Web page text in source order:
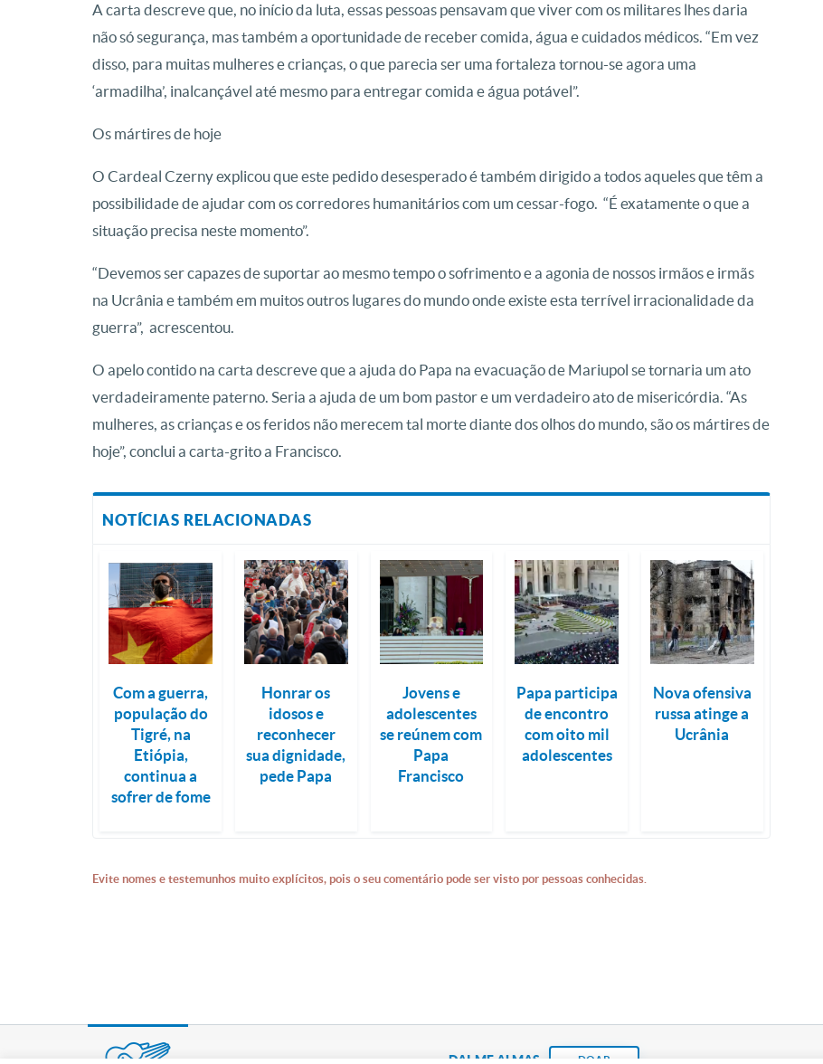
A carta descreve que, no início da luta, essas pessoas pensavam que viver com os militares lhes daria
não só segurança, mas também a oportunidade de receber comida, água e cuidados médicos. “Em vez
disso, para muitas mulheres e crianças, o que parecia ser uma fortaleza tornou-se agora uma
‘armadilha’, inalcançável até mesmo para entregar comida e água potável”.
Os mártires de hoje
O Cardeal Czerny explicou que este pedido desesperado é também dirigido a todos aqueles que têm a
possibilidade de ajudar com os corredores humanitários com um cessar-fogo. “É exatamente o que a
situação precisa neste momento”.
“Devemos ser capazes de suportar ao mesmo tempo o sofrimento e a agonia de nossos irmãos e irmãs
na Ucrânia e também em muitos outros lugares do mundo onde existe esta terrível irracionalidade da
guerra”, acrescentou.
O apelo contido na carta descreve que a ajuda do Papa na evacuação de Mariupol se tornaria um ato
verdadeiramente paterno. Seria a ajuda de um bom pastor e um verdadeiro ato de misericórdia. “As
mulheres, as crianças e os feridos não merecem tal morte diante dos olhos do mundo, são os mártires de
hoje”, conclui a carta-grito a Francisco.
NOTÍCIAS RELACIONADAS
Com a guerra,
população do
Tigré, na
Etiópia,
continua a
sofrer de fome
Honrar os
idosos e
reconhecer
sua dignidade,
pede Papa
Jovens e
adolescentes
se reúnem com
Papa
Francisco
Papa participa
de encontro
com oito mil
adolescentes
Nova ofensiva
russa atinge a
Ucrânia
Evite nomes e testemunhos muito explícitos, pois o seu comentário pode ser visto por pessoas conhecidas.
DAI-ME ALMAS DOAR